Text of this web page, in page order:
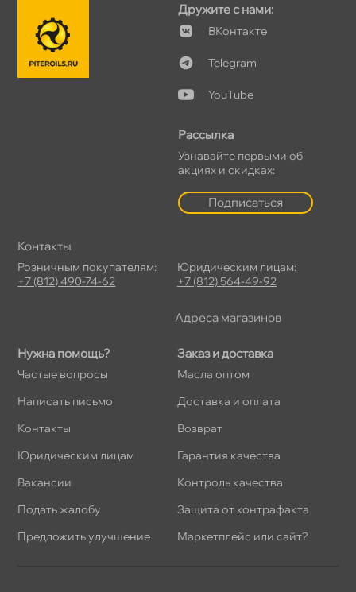
Нужна помощь?
Частые вопросы
Написать письмо
Контакты
Юридическим лицам
акансии
Подать жалобу
Предложить улучшение
Заказ и доставка
Масла оптом
Доставка и оплата
озврат
Гарантия качества
Контроль качества
Защита от контрафакта
Маркетплейс или сайт?
Дружите с нами:
Контакте
Telegram
YouTube
Рассылка
Узнавайте первыми о
акциях и скидках:
Подписаться
Контакты
Розничным покупателям:
+7 (812) 490-74-62
Юридическим лицам:
+7 (812) 564-49-92
Адреса магазино